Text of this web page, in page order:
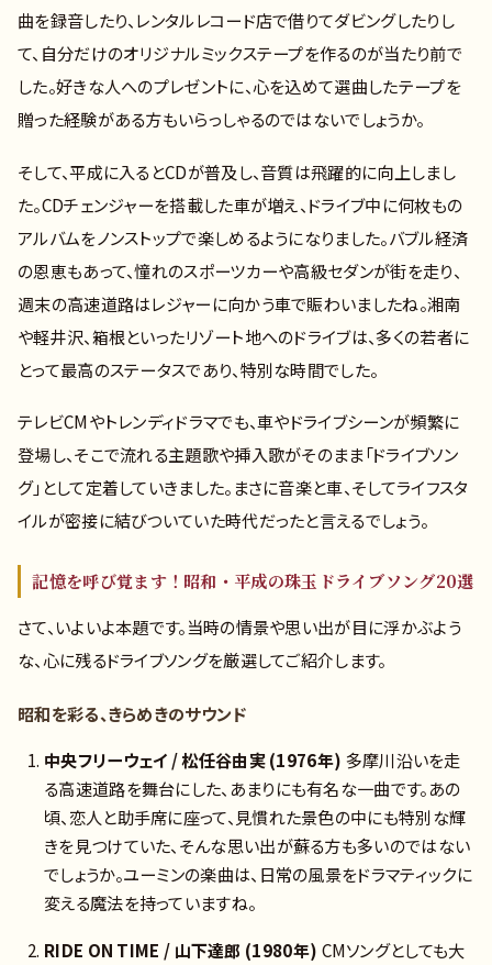
曲を録音したり、レンタルレコード店で借りてダビングしたりし
て、自分だけのオリジナルミックステープを作るのが当たり前で
した。好きな人へのプレゼントに、心を込めて選曲したテープを
贈った経験がある方もいらっしゃるのではないでしょうか。
そして、平成に入るとCDが普及し、音質は飛躍的に向上しまし
た。CDチェンジャーを搭載した車が増え、ドライブ中に何枚もの
アルバムをノンストップで楽しめるようになりました。バブル経済
の恩恵もあって、憧れのスポーツカーや高級セダンが街を走り、
週末の高速道路はレジャーに向かう車で賑わいましたね。湘南
や軽井沢、箱根といったリゾート地へのドライブは、多くの若者に
とって最高のステータスであり、特別な時間でした。
テレビCMやトレンディドラマでも、車やドライブシーンが頻繁に
登場し、そこで流れる主題歌や挿入歌がそのまま「ドライブソン
グ」として定着していきました。まさに音楽と車、そしてライフスタ
イルが密接に結びついていた時代だったと言えるでしょう。
記憶を呼び覚ます！昭和・平成の珠玉ドライブソング20選
さて、いよいよ本題です。当時の情景や思い出が目に浮かぶよう
な、心に残るドライブソングを厳選してご紹介します。
昭和を彩る、きらめきのサウンド
中央フリーウェイ / 松任谷由実 (1976年) 多摩川沿いを走
る高速道路を舞台にした、あまりにも有名な一曲です。あの
頃、恋人と助手席に座って、見慣れた景色の中にも特別な輝
きを見つけていた、そんな思い出が蘇る方も多いのではない
でしょうか。ユーミンの楽曲は、日常の風景をドラマティックに
変える魔法を持っていますね。
RIDE ON TIME / 山下達郎 (1980年) CMソングとしても大